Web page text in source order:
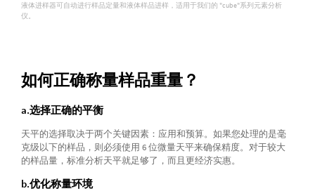
液体进样器可自动进行样品定量和液体样品进样，适用于我们的 "cube"系列元素分析
仪。
如何正确称量样品重量？
a.选择正确的平衡
天平的选择取决于两个关键因素：应用和预算。如果您处理的是毫
克级以下的样品，则必须使用 6 位微量天平来确保精度。对于较大
的样品量，标准分析天平就足够了，而且更经济实惠。
b.优化称量环境